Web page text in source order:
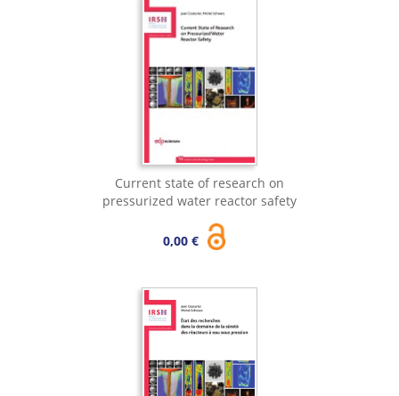
Current state of research on
pressurized water reactor safety
0,00 €